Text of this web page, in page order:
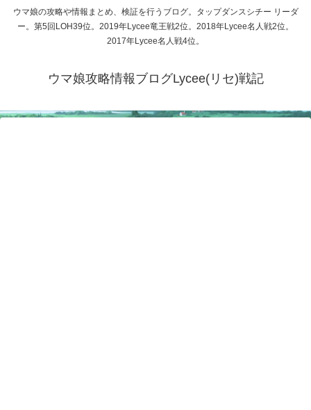
ウマ娘の攻略や情報まとめ、検証を行うブログ。タップダンスシチー リーダ
ー。第5回LOH39位。2019年Lycee竜王戦2位。2018年Lycee名人戦2位。
2017年Lycee名人戦4位。
ウマ娘攻略情報ブログLycee(リセ)戦記